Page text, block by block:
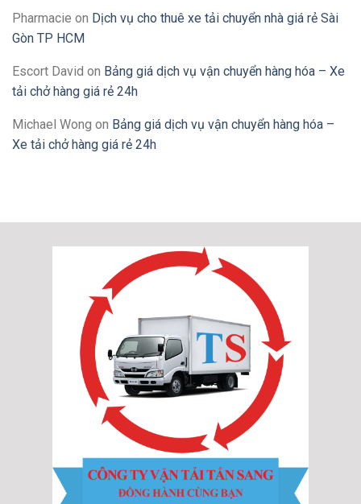
Pharmacie on Dịch vụ cho thuê xe tải chuyển nhà giá rẻ Sài
Gòn TP HCM
Escort David on Bảng giá dịch vụ vận chuyển hàng hóa – Xe
tải chở hàng giá rẻ 24h
Michael Wong on Bảng giá dịch vụ vận chuyển hàng hóa –
Xe tải chở hàng giá rẻ 24h